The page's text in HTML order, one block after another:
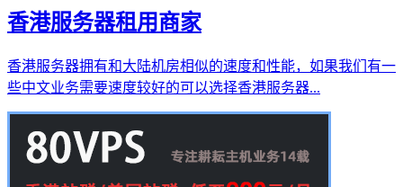
香港服务器租用商家
香港服务器拥有和大陆机房相似的速度和性能，如果我们有一
些中文业务需要速度较好的可以选择香港服务器...